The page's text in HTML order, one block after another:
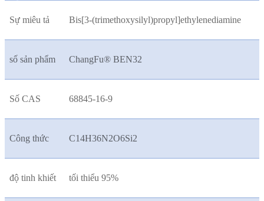
Sự miêu tả Bis[3-(trimethoxysilyl)propyl]ethylenediamine
số sản phẩm ChangFu® BEN32
Số CAS 68845-16-9
Công thức C14H36N2O6Si2
độ tinh khiết tối thiểu 95%